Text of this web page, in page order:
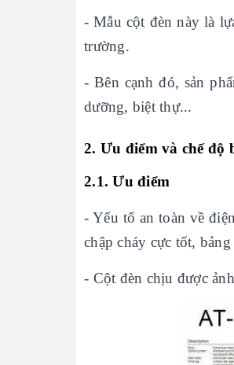
- Mẫu cột đèn này là
trường.
- Bên cạnh đó, sản
dưỡng, biệt thự...
2. Ưu điểm và chế độ
2.1. Ưu điểm
- Yếu tố an toàn về
chập cháy cực tốt,
- Cột đèn chịu được